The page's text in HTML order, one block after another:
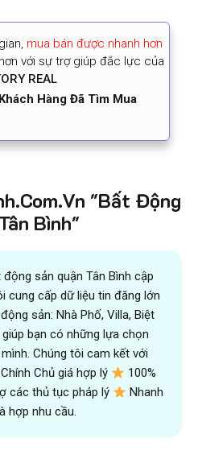
, mua bán được nhanh hơn
với sự trợ giúp đắc lực của
REAL
Hàng Đã Tìm Mua
"Bất Động
Bình"
sản quận Tân Bình cập
cung cấp dữ liệu tin đăng lớn
sản: Nhà Phố, Villa, Biệt
bạn có những lựa chọn
Chúng tôi cam kết với
Chủ giá hợp lý
100%
các thủ tục pháp lý
Nhanh
hợp nhu cầu.